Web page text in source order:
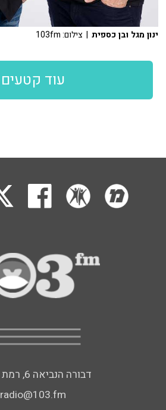
ינון מגל ובן כספית | צילום: 103fm
עוד קטעים
דבורה הנביאה 6, רמת השרון
radio@103.fm